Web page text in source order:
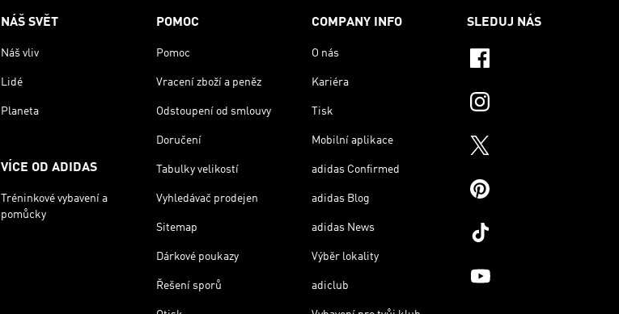
NÁŠ SVĚT
Náš vliv
Lidé
Planeta
VÍCE OD ADIDAS
Tréninkové vybavení a
pomůcky
POMOC
Pomoc
Vracení zboží a peněz
Odstoupení od smlouvy
Doručení
Tabulky velikostí
Vyhledávač prodejen
Sitemap
Dárkové poukazy
Řešení sporů
COMPANY INFO
O nás
Kariéra
Tisk
Mobilní aplikace
adidas Confirmed
adidas Blog
adidas News
Výběr lokality
adiclub
SLEDUJ NÁS